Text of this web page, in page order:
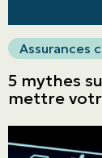
À
Assurances
5 mythes
mettre